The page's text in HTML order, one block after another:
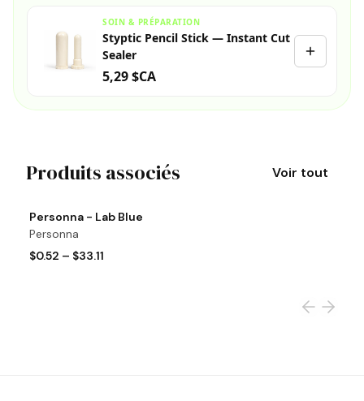
SOIN & PRÉPARATION
Styptic Pencil Stick — Instant Cut
Sealer
5,29 $CA
Produits associés Voir tout
Personna - Lab Blue
Personna
$0.52 – $33.11
View product